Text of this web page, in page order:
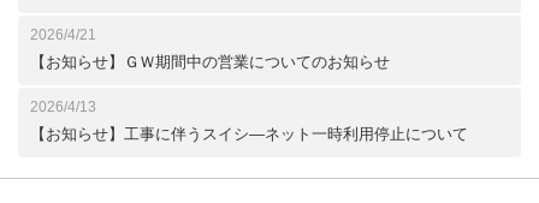
2026/4/21
【お知らせ】ＧＷ期間中の営業についてのお知らせ
2026/4/13
【お知らせ】工事に伴うスイシ―ネット一時利用停止について